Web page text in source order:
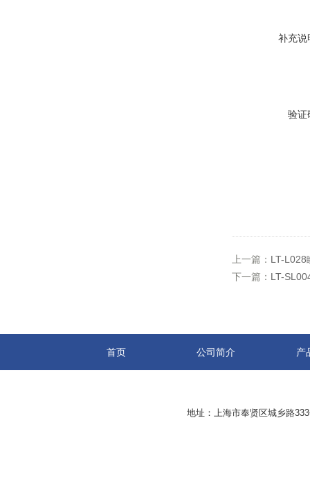
补充说
验证
上一篇： LT-L028
下一篇： LT-
首页 公司简介 产
地址：上海市奉贤区城乡路